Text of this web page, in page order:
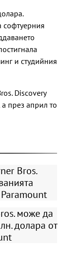
софтуерния
и студийния
Discovery
през април то
Bros.
може да
долара от